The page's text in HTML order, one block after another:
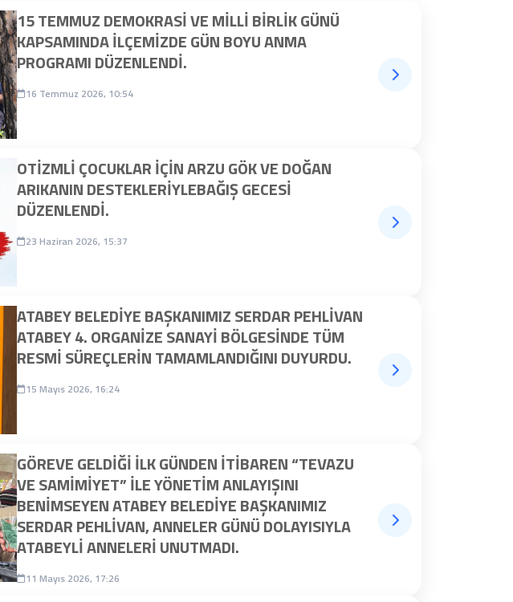
15 TEMMUZ DEMOKRASI VE MILLI BIRLIK GÜNÜ
KAPSAMINDA İLÇEMIZDE GÜN BOYU ANMA
PROGRAMI DÜZENLENDI.
16 Temmuz 2026, 10:54
OTİZMLİ ÇOCUKLAR İÇİN ARZU GÖK VE DOĞAN
ARIKANIN DESTEKLERİYLEBAĞIŞ GECESİ
DÜZENLENDİ.
23 Haziran 2026, 15:37
ATABEY BELEDIYE BAŞKANIMIZ SERDAR PEHLIVAN
ATABEY 4. ORGANIZE SANAYI BÖLGESINDE TÜM
RESMI SÜREÇLERIN TAMAMLANDIĞINI DUYURDU.
15 Mayıs 2026, 16:24
GÖREVE GELDIĞI ILK GÜNDEN ITIBAREN “TEVAZU
VE SAMIMIYET” ILE YÖNETIM ANLAYIŞINI
BENIMSEYEN ATABEY BELEDIYE BAŞKANIMIZ
SERDAR PEHLIVAN, ANNELER GÜNÜ DOLAYISIYLA
ATABEYLI ANNELERI UNUTMADI.
11 Mayıs 2026, 17:26